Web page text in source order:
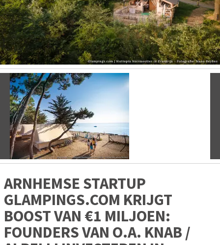
Vorige
ARNHEMSE STARTUP
GLAMPINGS.COM KRIJGT
BOOST VAN €1 MILJOEN:
FOUNDERS VAN O.A. KNAB /